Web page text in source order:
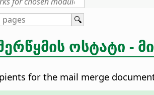
ოსტატი -
for the mail merge